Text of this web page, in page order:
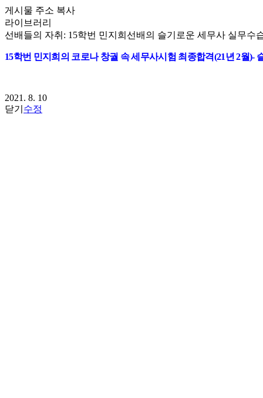
게시물 주소 복사
라이브러리
선배들의 자취: 15학번 민지희선배의 슬기로운 세무사 실무수
15학번 민지희의 코로나 창궐 속 세무사시험 최종합격(21 년2월)-
2021. 8. 10
닫기 수정